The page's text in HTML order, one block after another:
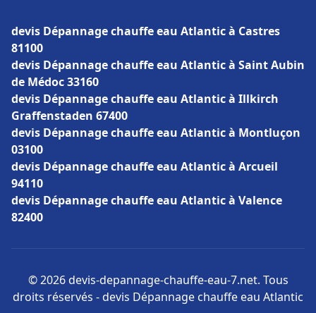
devis Dépannage chauffe eau Atlantic à Castres
81100
devis Dépannage chauffe eau Atlantic à Saint Aubin
de Médoc 33160
devis Dépannage chauffe eau Atlantic à Illkirch
Graffenstaden 67400
devis Dépannage chauffe eau Atlantic à Montluçon
03100
devis Dépannage chauffe eau Atlantic à Arcueil
94110
devis Dépannage chauffe eau Atlantic à Valence
82400
© 2026 devis-depannage-chauffe-eau-7.net. Tous
droits réservés - devis Dépannage chauffe eau Atlantic